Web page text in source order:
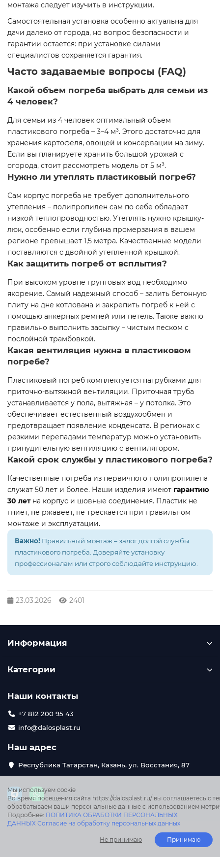
монтажа следует изучить в инструкции.
Самостоятельная установка особенно актуальна для
дачи далеко от города, но вопрос безопасности и
гарантии остается: при установке силами
специалистов сохраняется гарантия.
Часто задаваемые вопросы (FAQ)
Какой объем погреба выбрать для семьи из
4 человек?
Для семьи из 4 человек оптимальный объем
пластикового погреба – 3–4 м³. Этого достаточно для
хранения картофеля, овощей и консервации на зиму.
Если вы планируете хранить большой урожай с
огорода, стоит рассмотреть модель от 5 м³.
Нужно ли утеплять пластиковый погреб?
Сам корпус погреба не требует дополнительного
утепления – полипропилен сам по себе обладает
низкой теплопроводностью. Утеплять нужно крышку-
люк, особенно если глубина промерзания в вашем
регионе превышает 1,5 метра. Качественные модели
поставляются с двойной утепленной крышкой.
Как защитить погреб от всплытия?
При высоком уровне грунтовых вод необходимо
якорение. Самый надежный способ – залить бетонную
плиту на дне котлована и закрепить погреб к ней с
помощью анкерных ремней или петель. Также важно
правильно выполнить засыпку – чистым песком с
послойной трамбовкой.
Какая вентиляция нужна в пластиковом
погребе?
Пластиковый погреб комплектуется патрубками для
приточно-вытяжной вентиляции. Приточная труба
устанавливается у пола, вытяжная – у потолка. Это
обеспечивает естественный воздухообмен и
предотвращает появление конденсата. В регионах с
резкими перепадами температур можно установить
принудительную вентиляцию с вентилятором.
Какой срок службы у пластикового погреба?
Качественные погреба из первичного полипропилена
служат 50 лет и более. Наши изделия имеют гарантию
30 летна корпус и шовные соединения. Пластик не
гниет, не ржавеет, не трескается при правильном
монтаже и эксплуатации.
Важно! Правильный монтаж – залог долгой службы
пластикового погреба. Доверяйте установку
профессионалам или строго соблюдайте инструкцию.
23.03.2026 2401
Мы используем cookie
Во время посещения сайта https://dalosplast.ru/ вы соглашаетесь с
обрабатываем ваши персональные данные с использованием
Подробнее: ПОЛИТИКА ОБРАБОТКИ ПЕРСОНАЛЬНЫХ
ДАННЫХ Согласие на обработку персональных данных
Не принимаю Принимаю
Информация
Категории
Наши контакты
+7 812 200 95 43
info@dalosplast.ru
Наш адрес
Республика Татарстан, Казань, ул. Восстания, 87